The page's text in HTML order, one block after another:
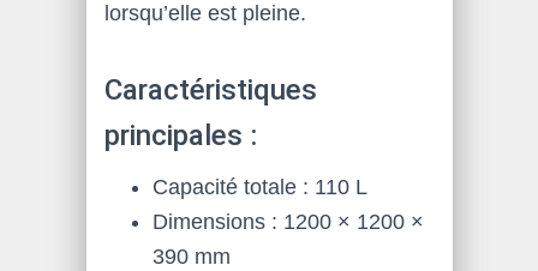
lorsqu’elle est pleine.
Caractéristiques
principales :
Capacité totale : 110 L
Dimensions : 1200 × 1200 ×
390 mm